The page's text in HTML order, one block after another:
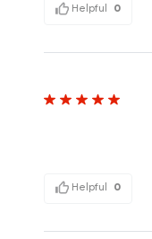
Helpful 0
Helpful 0